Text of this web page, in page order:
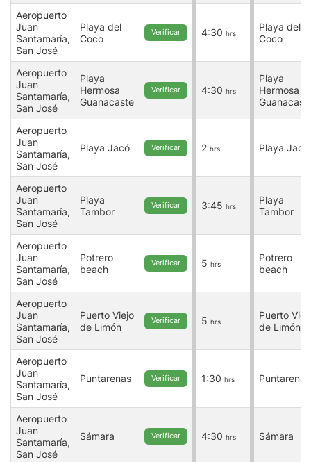
Aeropuerto
Juan
Santamaría,
San José
Playa del
Coco
Verificar 4:30 hrs
Playa del
Coco
Aeropuerto
Juan
Santamaría,
San José
Playa
Hermosa
Guanacaste
Verificar 4:30 hrs
Playa
Hermosa
Aeropuerto
Juan
Santamaría,
San José
Playa Jacó Verificar 2 hrs Playa Jacó
Aeropuerto
Juan
Santamaría,
San José
Playa
Tambor
Verificar 3:45 hrs
Playa
Tambor
Aeropuerto
Juan
Santamaría,
San José
Potrero
beach
Verificar 5 hrs
Potrero
beach
Aeropuerto
Juan
Santamaría,
San José
Puerto Viejo
de Limón
Verificar 5 hrs
Puerto
de Limón
Aeropuerto
Juan
Santamaría,
San José
Puntarenas Verificar 1:30 hrs Puntarenas
Aeropuerto
Juan
Santamaría,
San José
Sámara Verificar 4:30 hrs Sámara